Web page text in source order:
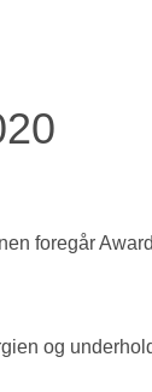
foregår
og